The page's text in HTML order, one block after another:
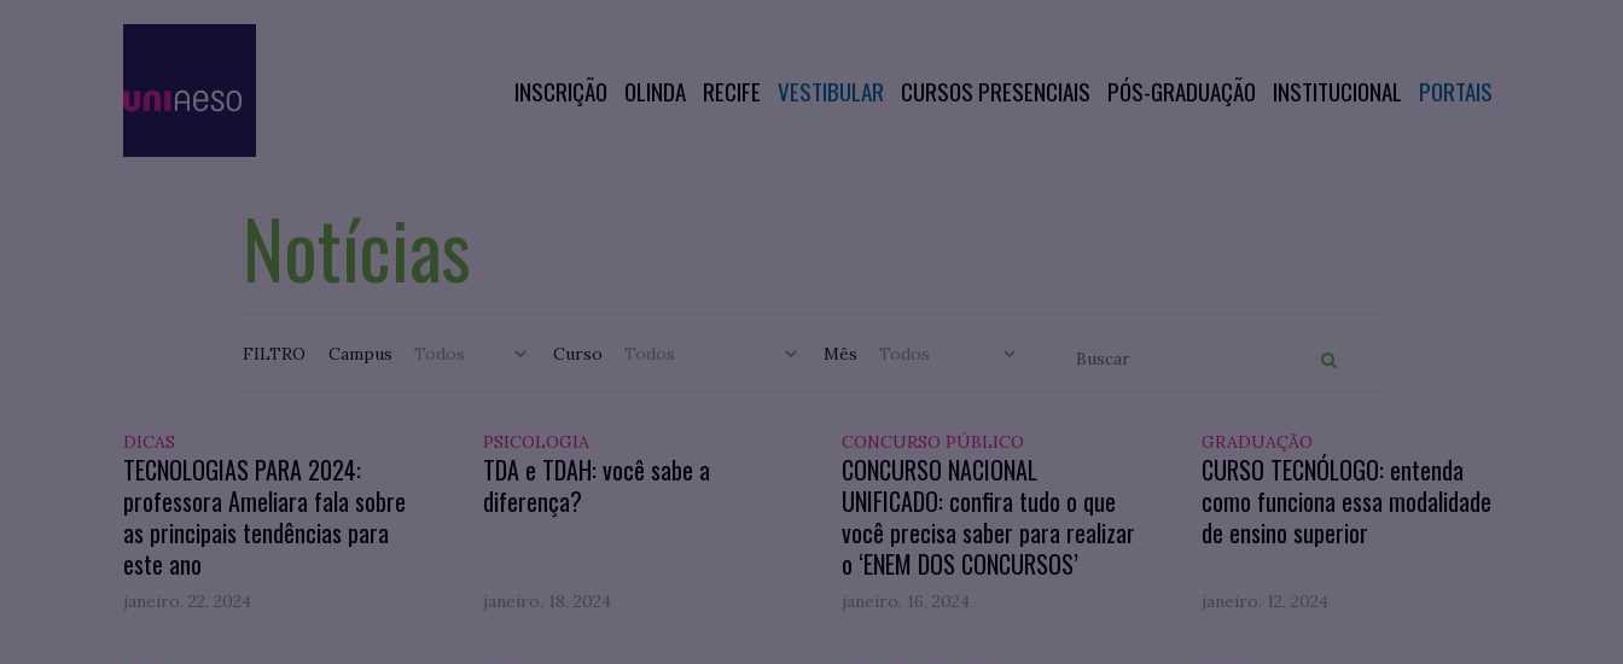
INSCRIÇÃO OLINDA RECIFE VESTIBULAR CURSOS PRESENCIAIS PÓS-GRADUAÇÃO INSTITUCIONAL PORTAIS
Notícias
FILTRO Campus Curso Mês
DICAS
TECNOLOGIAS PARA 2024:
professora Ameliara fala sobre
as principais tendências para
este ano
janeiro. 22, 2024
PSICOLOGIA
TDA e TDAH: você sabe a
diferença?
janeiro. 18, 2024
CONCURSO PÚBLICO
CONCURSO NACIONAL
UNIFICADO: confira tudo o que
você precisa saber para realizar
o ‘ENEM DOS CONCURSOS’
janeiro. 16, 2024
GRADUAÇÃO
CURSO TECNÓLOGO: entenda
como funciona essa modalidade
de ensino superior
janeiro. 12, 2024